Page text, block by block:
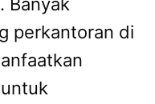
perkantoran di
untuk